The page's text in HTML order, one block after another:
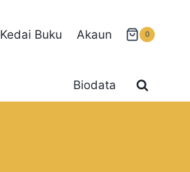
Kedai Buku Akaun 0
Biodata